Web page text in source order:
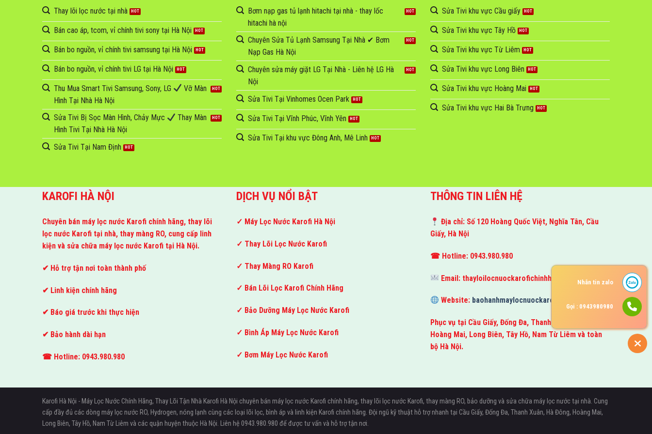
Thay lõi lọc nước tại nhà
Bán cao áp, tcom, vỉ chính tivi sony tại Hà Nội
Bán bo nguồn, vỉ chính tivi samsung tại Hà Nội
Bán bo nguồn, vỉ chính tivi LG tại Hà Nội
Thu Mua Smart Tivi Samsung, Sony, LG
Vỡ Màn
Hình Tại Nhà Hà Nội
Sửa Tivi Bị Sọc Màn Hình, Chảy Mực
Thay Màn
Hình Tivi Tại Nhà Hà Nội
Sửa Tivi Tại Nam Định
Bơm nạp gas tủ lạnh hitachi tại nhà - thay lốc
hitachi hà nội
Chuyên Sửa Tủ Lạnh Samsung Tại Nhà ✔ Bơm
Nạp Gas Hà Nội
Chuyên sửa máy giặt LG Tại Nhà - Liên hệ LG Hà
Nội
Sửa Tivi Tại Vinhomes Ocen Park
Sửa Tivi Tại Vĩnh Phúc, Vĩnh Yên
Sửa Tivi Tại khu vực Đông Anh, Mê Linh
Sửa Tivi khu vực Cầu giấy
Sửa Tivi khu vực Tây Hồ
Sửa Tivi khu vực Từ Liêm
Sửa Tivi khu vực Long Biên
Sửa Tivi khu vực Hoàng Mai
Sửa Tivi khu vực Hai Bà Trưng
KAROFI HÀ NỘI
Chuyên bán máy lọc nước Karofi chính hãng, thay lõi
lọc nước Karofi tại nhà, thay màng RO, cung cấp linh
kiện và sửa chữa máy lọc nước Karofi tại Hà Nội.
✔ Hỗ trợ tận nơi toàn thành phố
✔ Linh kiện chính hãng
✔ Báo giá trước khi thực hiện
✔ Bảo hành dài hạn
☎ Hotline: 0943.980.980
DỊCH VỤ NỔI BẬT
✓ Máy Lọc Nước Karofi Hà Nội
✓ Thay Lõi Lọc Nước Karofi
✓ Thay Màng RO Karofi
✓ Bán Lõi Lọc Karofi Chính Hãng
✓ Bảo Dưỡng Máy Lọc Nước Karofi
✓ Bình Áp Máy Lọc Nước Karofi
✓ Bơm Máy Lọc Nước Karofi
THÔNG TIN LIÊN HỆ
Địa chỉ: Số 120 Hoàng Quốc Việt, Nghĩa Tân, Cầu
Giấy, Hà Nội
☎ Hotline: 0943.980.980
Email: thayloilocnuockarofichinhhang@gmail.com
Website: baohanhmaylocnuockarofi.com
Phục vụ tại Cầu Giấy, Đống Đa, Thanh Xuân, Hà Đông,
Hoàng Mai, Long Biên, Tây Hồ, Nam Từ Liêm và toàn
bộ Hà Nội.
Karofi Hà Nội - Máy Lọc Nước Chính Hãng, Thay Lõi Tận Nhà Karofi Hà Nội chuyên bán máy lọc nước Karofi chính hãng, thay lõi lọc nước Karofi, thay màng RO, bảo dưỡng và sửa chữa máy lọc nước tại nhà. Cung
cấp đầy đủ các dòng máy lọc nước RO, Hydrogen, nóng lạnh cùng các loại lõi lọc, bình áp và linh kiện Karofi chính hãng. Đội ngũ kỹ thuật hỗ trợ nhanh tại Cầu Giấy, Đống Đa, Thanh Xuân, Hà Đông, Hoàng Mai,
Long Biên, Tây Hồ, Nam Từ Liêm và các quận huyện thuộc Hà Nội. Liên hệ 0943.980.980 để được tư vấn và hỗ trợ tận nơi.
Nhắn tin zalo
Gọi : 0943980980